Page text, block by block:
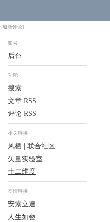
加新评论]
账号
后台
功能
搜索
文章 RSS
评论 RSS
相关链接
风栖 | 联合社区
矢量实验室
十二维度
友情链接
安索立達
人生如藝